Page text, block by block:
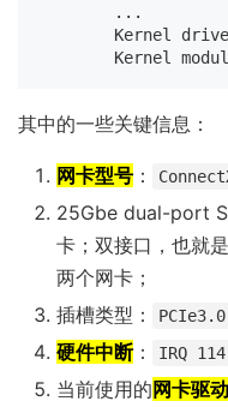
        ...
Kernel
其中的一些关键信息：
网卡型号 ：
25Gbe dual-port
卡；双接口，也就
两个网卡；
插槽类型：
硬件中断： IRQ 114
当前使用的网卡驱动